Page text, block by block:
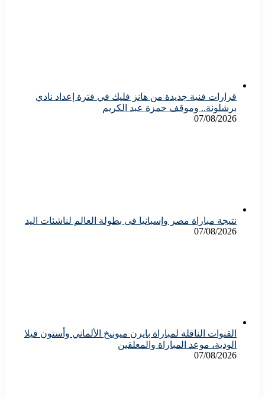
قرارات فنية جديدة من هانز فليك في فترة إعداد نادي
برشلونة.. وموقف حمزة عبد الكريم
07/08/2026
نتيجة مباراة مصر وإسبانيا فى بطولة العالم لناشئات اليد
07/08/2026
القنوات الناقلة لمباراة بايرن ميونيخ الألماني وأستون فيلا
الودية، موعد المباراة والمعلقين
07/08/2026